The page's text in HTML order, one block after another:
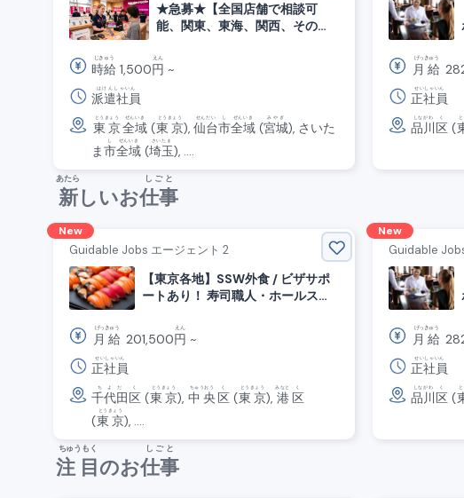
★急募★【全国店舗で相談可
能、関東、東海、関西、その
スタッフ
時給
じきゅう
1,500円
えん
~
派遣社員
はけんしゃいん
東京
とうきょう
全域
ぜんいき
(東京
とうきょう
), 仙台
せんだい
市
し
全域
ぜんいき
(宮城
みやぎ
), さいた
ま市
し
全域
ぜんいき
(埼玉
さいたま
), ....
月給
げっきゅう
正社員
せいしゃいん
品川
しながわ
区
く
(
新
あたら
しいお仕事
しごと
New
Guidable Jobs エージェント 2
【東京各地】SSW外食 / ビザサポ
ートあり！ 寿司職人・ホールスタ
月給
げっきゅう
201,500円
えん
~
正社員
せいしゃいん
千代田
ちよだ
区
く
(東京
とうきょう
), 中央
ちゅうおう
区
く
(東京
とうきょう
), 港
みなと
区
く
(東京
とうきょう
), ....
New
Guidable
月給
げっきゅう
正社員
せいしゃいん
品川
しながわ
区
く
(
注目
ちゅうもく
のお仕事
しごと